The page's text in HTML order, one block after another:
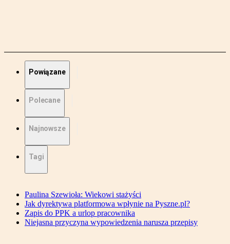
Powiązane
Polecane
Najnowsze
Tagi
Paulina Szewioła: Wiekowi stażyści
Jak dyrektywa platformowa wpłynie na Pyszne.pl?
Zapis do PPK a urlop pracownika
Niejasna przyczyna wypowiedzenia narusza przepisy